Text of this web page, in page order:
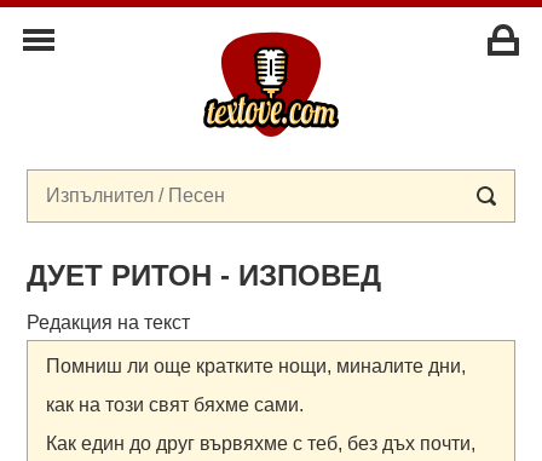
ДУЕТ РИТОН - ИЗПОВЕД
Редакция на текст